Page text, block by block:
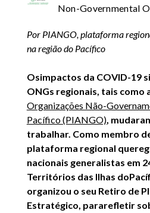
Non-Governmental
Por PIANGO, plataforma
na região do Pacífico
Osimpactos da COVID-19
ONGs regionais, tais como
Organizações Não-
Pacífico (PIANGO),
trabalhar. Como membro
plataforma regional
nacionais generalistas em
Territórios das Ilhas
organizou o seu Retiro de
Estratégico, pararefletir